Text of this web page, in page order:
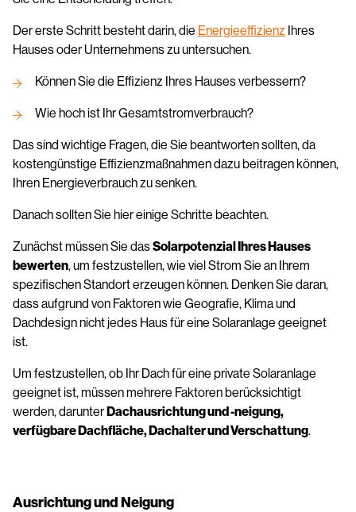
Der erste Schritt besteht darin, die Energieeffizienz Ihres
Hauses oder Unternehmens zu untersuchen.
Können Sie die Effizienz Ihres Hauses verbessern?
Wie hoch ist Ihr Gesamtstromverbrauch?
Das sind wichtige Fragen, die Sie beantworten sollten, da
kostengünstige Effizienzmaßnahmen dazu beitragen können,
Ihren Energieverbrauch zu senken.
Danach sollten Sie hier einige Schritte beachten.
Zunächst müssen Sie dasSolarpotenzial Ihres Hauses
bewerten, um festzustellen, wie viel Strom Sie an Ihrem
spezifischen Standort erzeugen können. Denken Sie daran,
dass aufgrund von Faktoren wie Geografie, Klima und
Dachdesign nicht jedes Haus für eine Solaranlage geeignet
ist.
Um festzustellen, ob Ihr Dach für eine private Solaranlage
geeignet ist, müssen mehrere Faktoren berücksichtigt
werden, darunterDachausrichtung und -neigung,
verfügbare Dachfläche, Dachalter und Verschattung.
Ausrichtung und Neigung